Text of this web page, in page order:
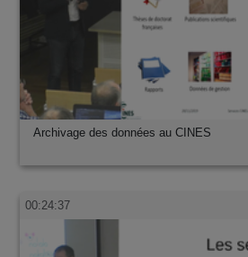
Archivage des données au CINES
00:24:37